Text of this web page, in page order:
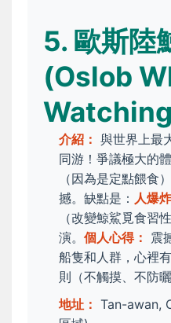
5. 歐斯陸
(Oslob
介紹： 與世界上最
同游！爭議極大的
（因為是定點餵食
撼。缺點是： 人爆
（改變鯨鯊覓食習
演。 個人心得： 震
船隻和人群，心裡
則（不觸摸、不防
地址： Tan-awan,